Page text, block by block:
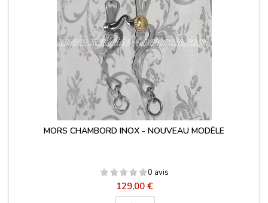
MORS CHAMBORD INOX - NOUVEAU MODÈLE
0 avis
Prix
129,00 €